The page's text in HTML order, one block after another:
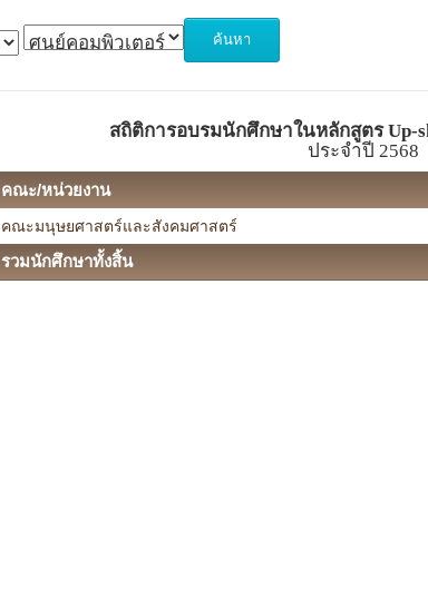
สถิติการอบรมนักศึกษาในหลักสูตร Up-
ประจำปี 2568
คณะ/หน่วยงาน
คณะมนุษยศาสตร์และสังคมศาสตร์
รวมนักศึกษาทั้งสิ้น